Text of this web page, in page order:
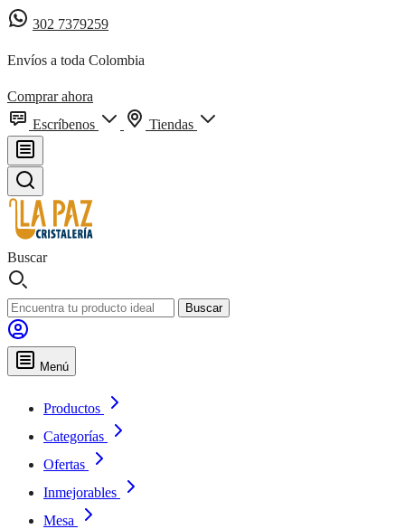
302 7379259
Envíos a toda Colombia
Comprar ahora
Escríbenos
Tiendas
Buscar
Buscar
Menú
Productos
Categorías
Ofertas
Inmejorables
Mesa